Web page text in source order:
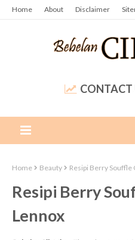
Home About Disclaimer
CONTACT
Home Beauty Resipi Berry Souffle
Resipi Berry
Lennox